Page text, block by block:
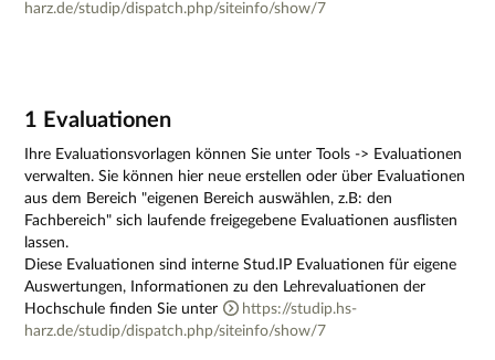
harz.de/studip/dispatch.php/siteinfo/show/7
1 Evaluationen
Ihre Evaluationsvorlagen können Sie unter Tools -> Evaluationen
verwalten. Sie können hier neue erstellen oder über Evaluationen
aus dem Bereich "eigenen Bereich auswählen, z.B: den
Fachbereich" sich laufende freigegebene Evaluationen ausflisten
lassen.
Diese Evaluationen sind interne Stud.IP Evaluationen für eigene
Auswertungen, Informationen zu den Lehrevaluationen der
Hochschule finden Sie unter
https://studip.hs-
harz.de/studip/dispatch.php/siteinfo/show/7